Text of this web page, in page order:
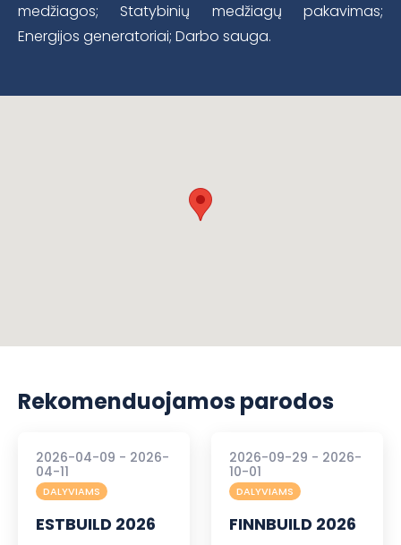
medžiagos; Statybinių medžiagų pakavimas;
Energijos generatoriai; Darbo sauga.
Rekomenduojamos parodos
2026-04-09 - 2026-
04-11
DALYVIAMS
ESTBUILD 2026
2026-09-29 - 2026-
10-01
DALYVIAMS
FINNBUILD 2026